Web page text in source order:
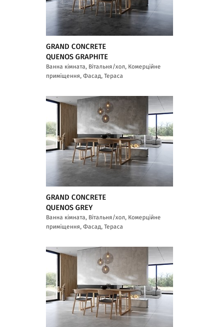
GRAND CONCRETE
QUENOS GRAPHITE
Ванна кімната, Вітальня/хол, Комерційне
приміщення, Фасад, Тераса
GRAND CONCRETE
QUENOS GREY
Ванна кімната, Вітальня/хол, Комерційне
приміщення, Фасад, Тераса